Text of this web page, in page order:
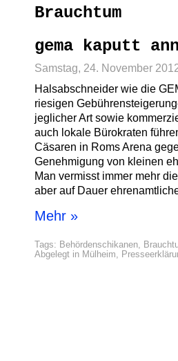
Brauchtum
gema kaputt
Samstag, 24. November
Halsabschneider wie die
riesigen
jeglicher Art sowie
auch lokale Bürokraten
Cäsaren in Roms Arena
Genehmigung von kleinen
Man vermisst immer mehr
aber auf Dauer
Mehr »
Tags: Behördenschikanen,
Abgelegt in Mülheim,